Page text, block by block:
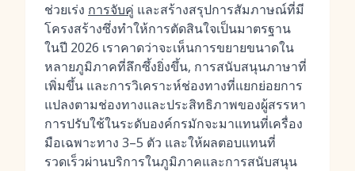
ช่วยเร่ง การจับคู่ และสร้างสรุปการสัมภาษณ์ที่มี
โครงสร้างซึ่งทำให้การตัดสินใจเป็นมาตรฐาน
ในปี 2026 เราคาดว่าจะเห็นการขยายขนาดใน
หลายภูมิภาคที่ลึกซึ้งยิ่งขึ้น, การสนับสนุนภาษาที่
เพิ่มขึ้น และการวิเคราะห์ช่องทางที่แยกย่อยการ
แปลงตามช่องทางและประสิทธิภาพของผู้สรรหา
การปรับใช้ในระดับองค์กรมักจะมาแทนที่เครื่อง
มือเฉพาะทาง 3–5 ตัว และให้ผลตอบแทนที่
รวดเร็วผ่านบริการในภูมิภาคและการสนับสนุน